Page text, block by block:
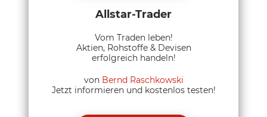
Allstar-Trader
Vom Traden leben!
Aktien, Rohstoffe & Devisen
erfolgreich handeln!
von Bernd Raschkowski
Jetzt informieren und kostenlos testen!